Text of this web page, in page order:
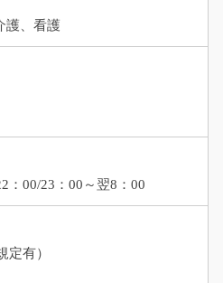
護、看護
：00/23：00～翌8：00
有）